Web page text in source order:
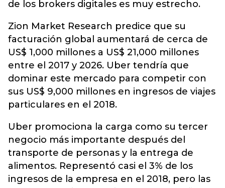
de los brokers digitales es muy estrecho.
Zion Market Research predice que su
facturación global aumentará de cerca de
US$ 1,000 millones a US$ 21,000 millones
entre el 2017 y 2026. Uber tendría que
dominar este mercado para competir con
sus US$ 9,000 millones en ingresos de viajes
particulares en el 2018.
Uber promociona la carga como su tercer
negocio más importante después del
transporte de personas y la entrega de
alimentos. Representó casi el 3% de los
ingresos de la empresa en el 2018, pero las